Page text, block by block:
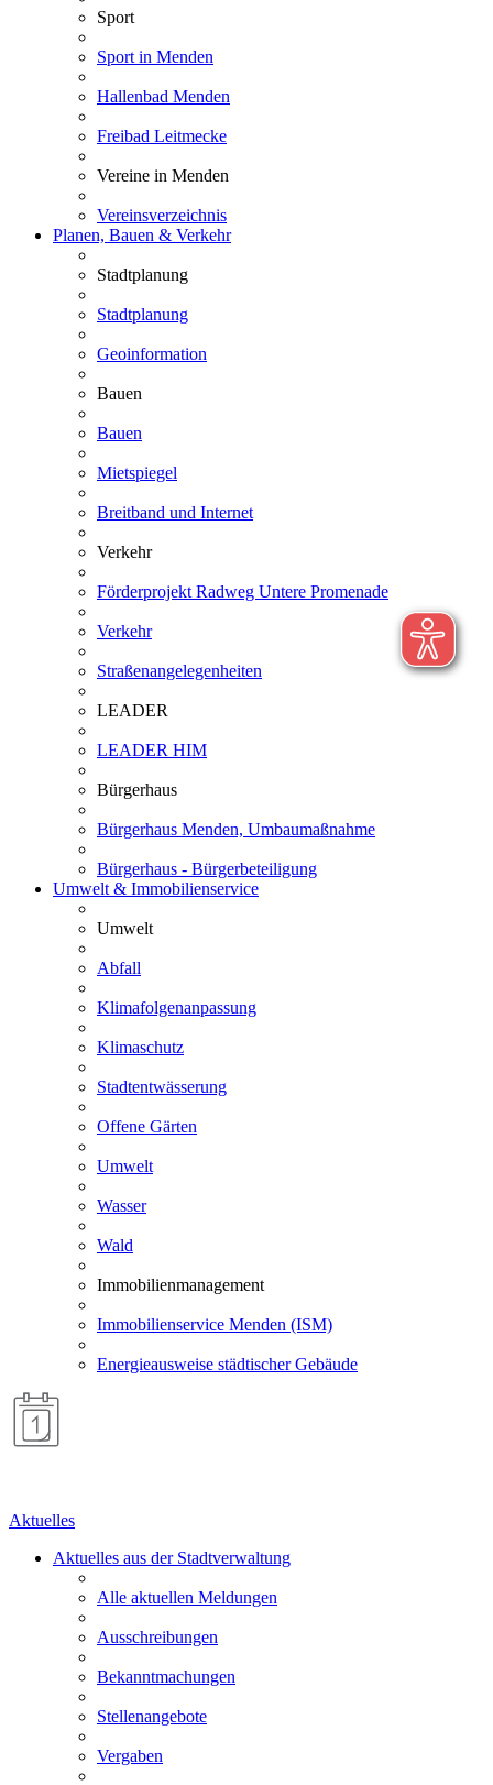
Sport
Sport in Menden
Hallenbad Menden
Freibad Leitmecke
Vereine in Menden
Vereinsverzeichnis
Planen, Bauen & Verkehr
Stadtplanung
Stadtplanung
Geoinformation
Bauen
Bauen
Mietspiegel
Breitband und Internet
Verkehr
Förderprojekt Radweg Untere Promenade
Verkehr
Straßenangelegenheiten
LEADER
LEADER HIM
Bürgerhaus
Bürgerhaus Menden, Umbaumaßnahme
Bürgerhaus - Bürgerbeteiligung
Umwelt & Immobilienservice
Umwelt
Abfall
Klimafolgenanpassung
Klimaschutz
Stadtentwässerung
Offene Gärten
Umwelt
Wasser
Wald
Immobilienmanagement
Immobilienservice Menden (ISM)
Energieausweise städtischer Gebäude
Aktuelles
Aktuelles aus der Stadtverwaltung
Alle aktuellen Meldungen
Ausschreibungen
Bekanntmachungen
Stellenangebote
Vergaben